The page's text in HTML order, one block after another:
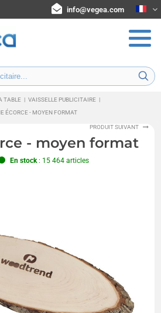
info@vegea.com
TABLE | VAISSELLE PUBLICITAIRE |
ÉCORCE - MOYEN FORMAT
PRODUIT SUIVANT
- moyen format
En stock: 15 464 articles